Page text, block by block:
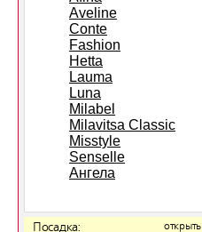
Aveline
Conte
Fashion
Hetta
Lauma
Luna
Milabel
Milavitsa Classic
Misstyle
Senselle
Ангела
Посадка: открыть